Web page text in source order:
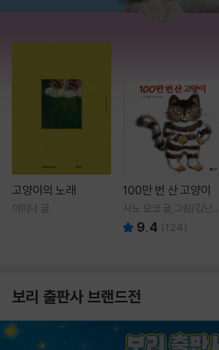
고양이의 노래
이미나 글
100만 번 산 고양이
사노 요코 글,그림/김난주
역 9.4 (124)
보리 출판사 브랜드전